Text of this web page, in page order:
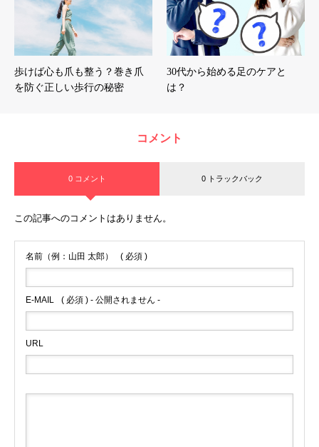
歩けば心も爪も整う？巻き爪
を防ぐ正しい歩行の秘密
30代から始める足のケアと
は？
コメント
0 コメント 0 トラックバック
この記事へのコメントはありません。
名前（例：山田 太郎） ( 必須 )
E-MAIL ( 必須 ) - 公開されません -
URL